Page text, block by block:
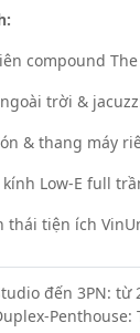
compound
trời &
& thang máy
kính Low-E full
thái tiện ích
đến 3PN: từ
Penthouse: